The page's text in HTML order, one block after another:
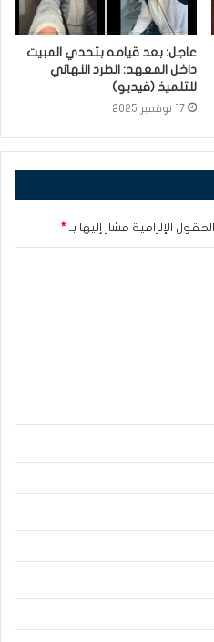
عاجل: بعد قيامه بتحدي المبيت
داخل المعهد: الطرد النهائي
للتلميذ (فيديو)
17 نوفمبر 2025
الحقول الإلزامية مشار إليها بـ *